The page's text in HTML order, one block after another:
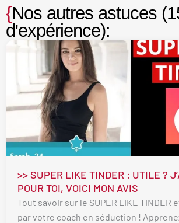
{Nos autres astuces
d'expérience):
>> SUPER LIKE TINDER : UTILE ?
POUR TOI, VOICI MON AVIS
Tout savoir sur le SUPER LIKE TINDER
par votre coach en séduction !